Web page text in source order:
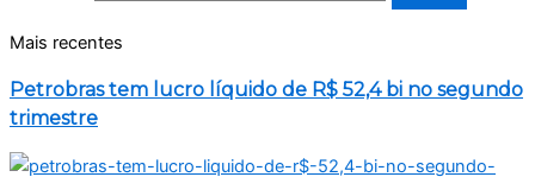
Mais recentes
Petrobras tem lucro líquido de R$ 52,4 bi no segundo
trimestre